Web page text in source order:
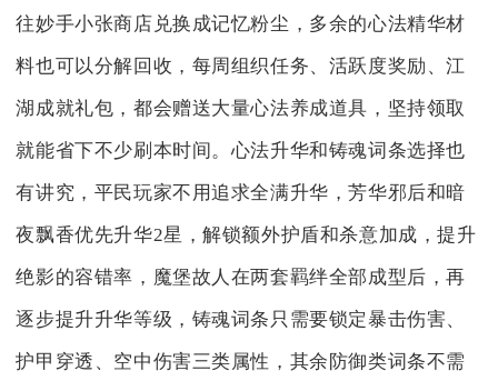
往妙手小张商店兑换成记忆粉尘，多余的心法精华材
料也可以分解回收，每周组织任务、活跃度奖励、江
湖成就礼包，都会赠送大量心法养成道具，坚持领取
就能省下不少刷本时间。心法升华和铸魂词条选择也
有讲究，平民玩家不用追求全满升华，芳华邪后和暗
夜飘香优先升华2星，解锁额外护盾和杀意加成，提升
绝影的容错率，魔堡故人在两套羁绊全部成型后，再
逐步提升升华等级，铸魂词条只需要锁定暴击伤害、
护甲穿透、空中伤害三类属性，其余防御类词条不需